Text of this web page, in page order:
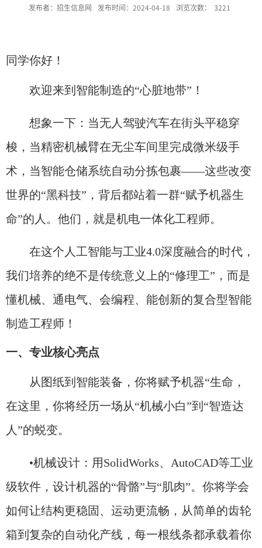
发布者：招生信息网 发布时间：2024-04-18 浏览次数： 3221
同学你好！
欢迎来到智能制造的“心脏地带”！
想象一下：当无人驾驶汽车在街头平稳穿
梭，当精密机械臂在无尘车间里完成微米级手
术，当智能仓储系统自动分拣包裹——这些改变
世界的“黑科技”，背后都站着一群“赋予机器生
命”的人。他们，就是机电一体化工程师。
在这个人工智能与工业4.0深度融合的时代，
我们培养的绝不是传统意义上的“修理工”，而是
懂机械、通电气、会编程、能创新的复合型智能
制造工程师！
一、专业核心亮点
从图纸到智能装备，你将赋予机器“生命，
在这里，你将经历一场从“机械小白”到“智造达
人”的蜕变。
•机械设计：用SolidWorks、AutoCAD等工业
级软件，设计机器的“骨骼”与“肌肉”。你将学会
如何让结构更稳固、运动更流畅，从简单的齿轮
箱到复杂的自动化产线，每一根线条都承载着你